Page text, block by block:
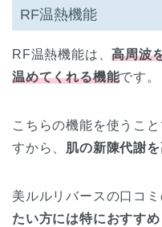
RF温熱機能
RF温熱機能は、高周波
温めてくれる機能です。
こちらの機能を使うこ
すから、 肌の新陳代謝
美ルルリバースの口コミ
たい方には特におすすめ